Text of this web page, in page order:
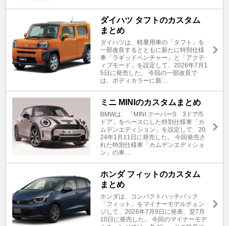
ダイハツ タフトのカスタム
まとめ
ダイハツは、軽乗用車の「タフト」を
一部改良するとともに新たに特別仕様
車「ラギッドベンチャー」と「アクテ
ィブモード」を設定して、2026年7月1
5日に発売した。 今回の一部改良で
は、ボディカラーに新 ...
ミニ MINIのカスタムまとめ
BMWは、「MINI クーパーS 3ドア/5
ドア」をベースにした特別仕様車「カ
ムデンエディション」を設定して、20
24年1月11日に発売した。 今回発売さ
れた特別仕様車「カムデンエディショ
ン」の車 ...
ホンダ フィットのカスタム
まとめ
ホンダは、コンパクトハッチバック
「フィット」をマイナーモデルチェン
ジして、2026年7月9日に発表、翌7月
10日に発売した。 今回のマイナーモデ